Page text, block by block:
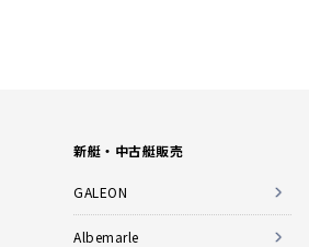
新艇・中古艇販売
GALEON
Albemarle